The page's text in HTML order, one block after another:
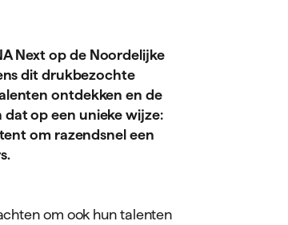
Next op de Noordelijke
dit drukbezochte
ontdekken en de
op een unieke wijze:
om razendsnel een
om ook hun talenten